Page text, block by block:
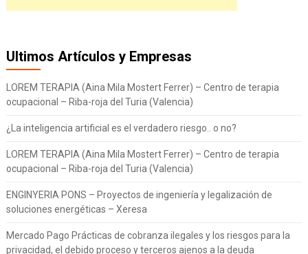
Ultimos Artículos y Empresas
LOREM TERAPIA (Aina Mila Mostert Ferrer) – Centro de terapia
ocupacional – Riba-roja del Turia (Valencia)
¿La inteligencia artificial es el verdadero riesgo.. o no?
LOREM TERAPIA (Aina Mila Mostert Ferrer) – Centro de terapia
ocupacional – Riba-roja del Turia (Valencia)
ENGINYERIA PONS – Proyectos de ingeniería y legalización de
soluciones energéticas – Xeresa
Mercado Pago Prácticas de cobranza ilegales y los riesgos para la
privacidad, el debido proceso y terceros ajenos a la deuda